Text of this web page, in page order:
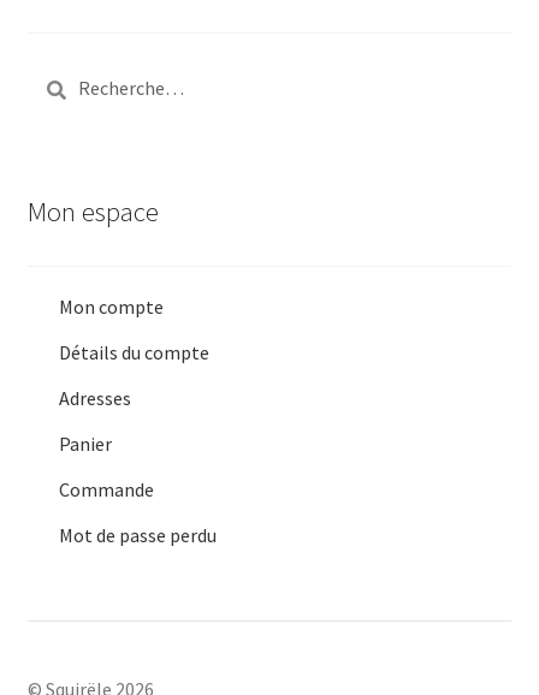
Rechercher :
Mon espace
Mon compte
Détails du compte
Adresses
Panier
Commande
Mot de passe perdu
© Squirële 2026